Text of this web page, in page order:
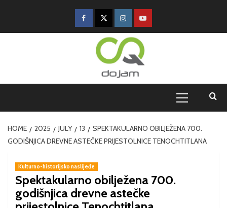
HOME 2025 JULY 13
SPEKTAKULARNO OBILJEŽENA 700.
GODIŠNJICA DREVNE ASTEČKE PRIJESTOLNICE TENOCHTITLANA
Kulturno-historijsko naslijeđe
Spektakularno obilježena 700.
godišnjica drevne astečke